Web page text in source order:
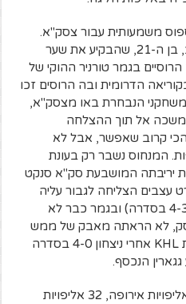
משמעותית עבור צסק"א.
בשורותיה משחק קיריל קפריזוב, בן ה-21, שהבקיע את שער
בגמר טורניר ההוקי של
הדרומית ובה הרוסים זכו
הנבחרת באו מצסק"א,
אל תוך ההצלחה
קרוב שאפשר, אבל לא
המנחוס נשבר רק בעונת
את יריבתה המושבעת סק"א סנקט
עצבים הצליחה לגבור עליה
בשלב חצי גמר הפלייאוף (עם 4-3 בסדרה) ובגמר כבר לא
לא הראתה מאבק של ממש
וצסק"א זכתה סופסוף באליפות KHL אחרי ניצחון 4-0 בסדרה
הנכסף.
כך הקבוצה, שבאמתחתה 12 אליפויות אירופה, 32 אליפויות